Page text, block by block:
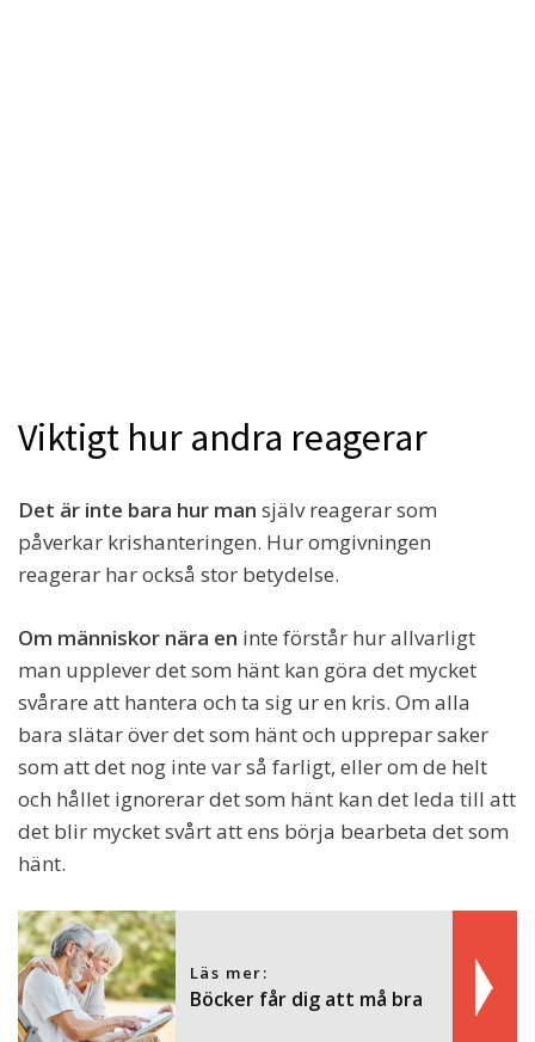
Viktigt hur andra reagerar
Det är inte bara hur man själv reagerar som
påverkar krishanteringen. Hur omgivningen
reagerar har också stor betydelse.
Om människor nära en inte förstår hur allvarligt
man upplever det som hänt kan göra det mycket
svårare att hantera och ta sig ur en kris. Om alla
bara slätar över det som hänt och upprepar saker
som att det nog inte var så farligt, eller om de helt
och hållet ignorerar det som hänt kan det leda till att
det blir mycket svårt att ens börja bearbeta det som
hänt.
Läs mer:
Böcker får dig att må bra